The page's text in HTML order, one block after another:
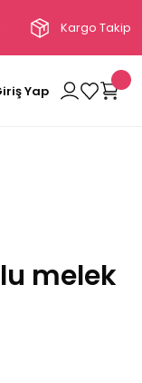
Kargo Takip
Yap
melek